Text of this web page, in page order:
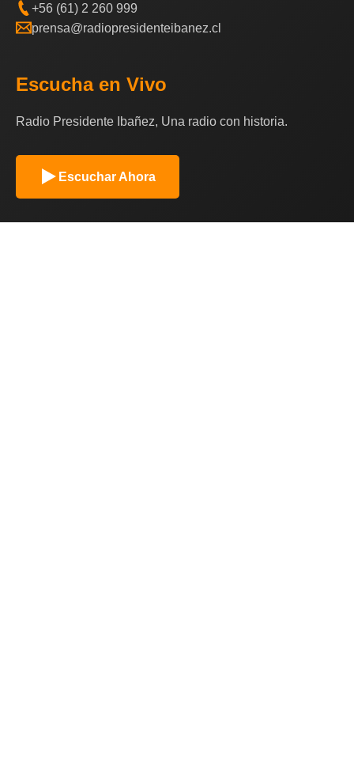
+56 (61) 2 260 999
prensa@radiopresidenteibanez.cl
Escucha en Vivo
Radio Presidente Ibañez, Una radio con historia.
Escuchar Ahora